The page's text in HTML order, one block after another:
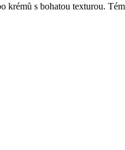
s bohatou texturou.